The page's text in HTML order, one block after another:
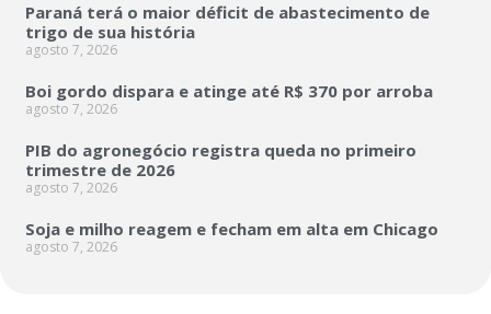
Paraná terá o maior déficit de abastecimento de
trigo de sua história
agosto 7, 2026
Boi gordo dispara e atinge até R$ 370 por arroba
agosto 7, 2026
PIB do agronegócio registra queda no primeiro
trimestre de 2026
agosto 7, 2026
Soja e milho reagem e fecham em alta em Chicago
agosto 7, 2026